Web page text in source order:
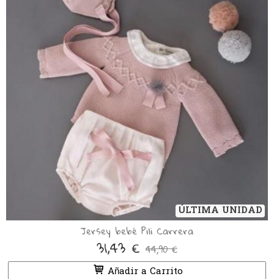
ÚLTIMA UNIDAD
Jersey bebé Pili Carrera
31,43 € 44,90 €
Añadir a Carrito